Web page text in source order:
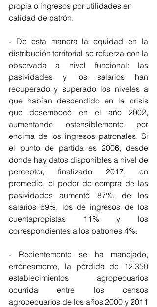
propia o ingresos por utilidades en
calidad de patrón.
- De esta manera la equidad en la
distribución territorial se refuerza con la
observada a nivel funcional: las
pasividades y los salarios han
recuperado y superado los niveles a
que habían descendido en la crisis
que desembocó en el año 2002,
aumentando ostensiblemente por
encima de los ingresos patronales. Si
el punto de partida es 2006, desde
donde hay datos disponibles a nivel de
perceptor, finalizado 2017, en
promedio, el poder de compra de las
pasividades aumentó 87%, de los
salarios 69%, los de ingresos de los
cuentapropistas 11% y los
correspondientes a los patrones 4%.
- Recientemente se ha manejado,
erróneamente, la pérdida de 12.350
establecimientos agropecuarios
ocurrida entre los censos
agropecuarios de los años 2000 y 2011